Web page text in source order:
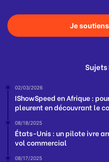
Je
Sujets
02/03/2026
IShowSpeed en Afrique :
pleurent en découvrant le
08/18/2025
États-Unis : un pilote ivre
vol commercial
08/17/2025